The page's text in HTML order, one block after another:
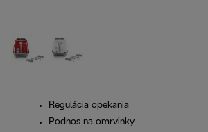
Regulácia opekania
Podnos na omrvinky